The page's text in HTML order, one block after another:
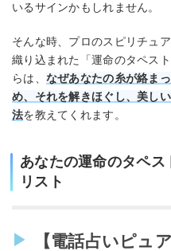
いるサインかもしれません。
そんな時、プロのスピリチュ
織り込まれた「運命のタペス
らは、 なぜあなたの糸が絡ま
め、それを解きほぐし、美し
法を教えてくれます。
あなたの運命のタペス
リスト
【電話占いピュ